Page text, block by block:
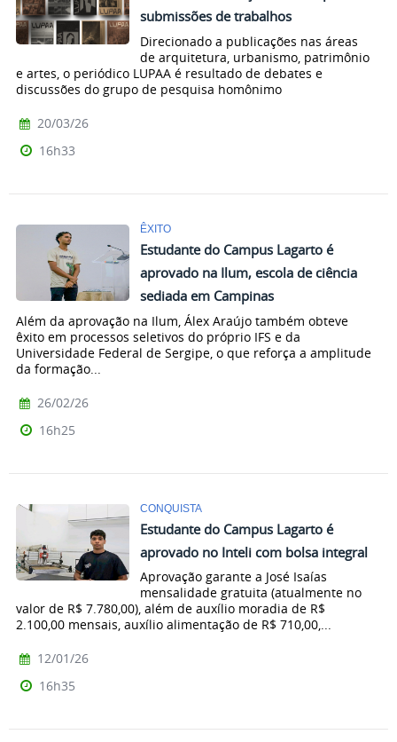
submissões de trabalhos
Direcionado a publicações nas áreas
de arquitetura, urbanismo, patrimônio
e artes, o periódico LUPAA é resultado de debates e
discussões do grupo de pesquisa homônimo
20/03/26
16h33
ÊXITO
Estudante do Campus Lagarto é
aprovado na Ilum, escola de ciência
sediada em Campinas
Além da aprovação na Ilum, Álex Araújo também obteve
êxito em processos seletivos do próprio IFS e da
Universidade Federal de Sergipe, o que reforça a amplitude
da formação...
26/02/26
16h25
CONQUISTA
Estudante do Campus Lagarto é
aprovado no Inteli com bolsa integral
Aprovação garante a José Isaías
mensalidade gratuita (atualmente no
valor de R$ 7.780,00), além de auxílio moradia de R$
2.100,00 mensais, auxílio alimentação de R$ 710,00,...
12/01/26
16h35